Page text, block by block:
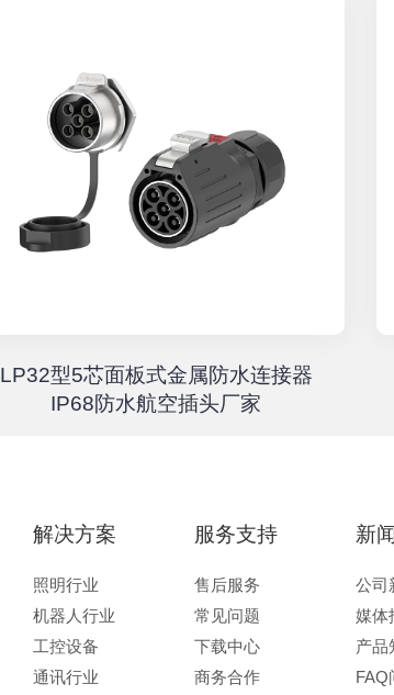
LP32型5芯面板式金属防水连接器
IP68防水航空插头厂家
解决方案
照明行业
机器人行业
工控设备
通讯行业
服务支持
售后服务
常见问题
下载中心
商务合作
新
公司
媒体
产品
FAQ